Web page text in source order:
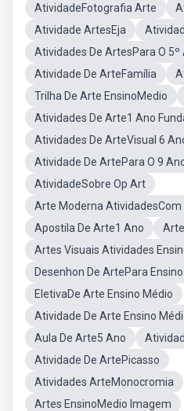
AtividadeFotografia Arte
Atividade ArtesEja
Atividades De ArtesPara O 5º
Atividade De ArteFamília
Trilha De Arte EnsinoMedio
Atividades De Arte1 Ano
Atividades De ArteVisual 6
Atividade De ArtePara O 9
AtividadeSobre Op Art
Arte Moderna AtividadesCom
Apostila De Arte1 Ano
Artes Visuais Atividades
Desenhon De ArtePara
EletivaDe Arte Ensino Médio
Atividade De Arte Ensino
Aula De Arte5 Ano
Atividade De ArtePicasso
Atividades ArteMonocromia
Artes EnsinoMedio Imagem